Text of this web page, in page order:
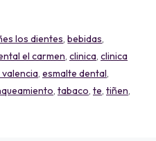
los dientes,bebidas,
el carmen, clinica, clinica
, esmalte dental,
, tabaco, te, tiñen,